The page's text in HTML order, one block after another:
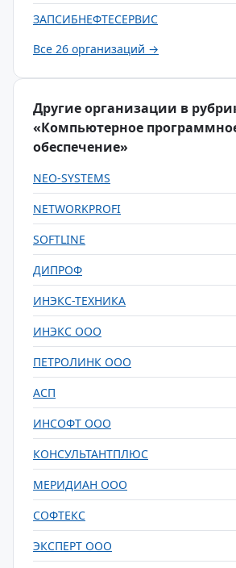
ЗАПСИБНЕФТЕСЕРВИС
Все 26 организаций →
Другие организации в
«Компьютерное
обеспечение»
NEO-SYSTEMS
NETWORKPROFI
SOFTLINE
ДИПРОФ
ИНЭКС-ТЕХНИКА
ИНЭКС ООО
ПЕТРОЛИНК ООО
АСП
ИНСОФТ ООО
КОНСУЛЬТАНТПЛЮС
МЕРИДИАН ООО
СОФТЕКС
ЭКСПЕРТ ООО